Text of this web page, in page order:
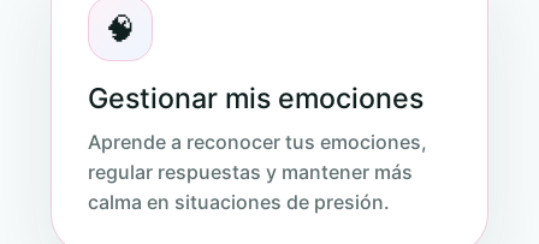
🧠
Gestionar mis emociones
Aprende a reconocer tus emociones,
regular respuestas y mantener más
calma en situaciones de presión.